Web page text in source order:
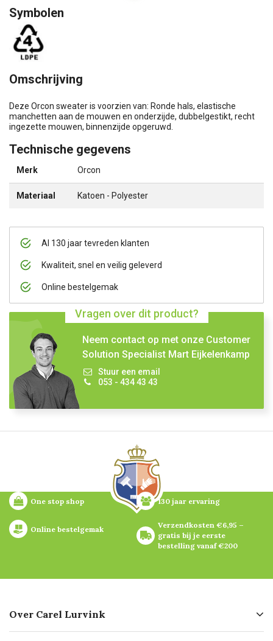
Al 130 jaar tevreden klanten
Kwaliteit, snel en veilig geleverd
Online bestelgemak
Vragen over dit product?
Neem contact op met onze Customer
Solution Specialist Mart Eijkelenkamp
Stuur een email
053 - 434 43 43
Symbolen
Omschrijving
Deze Orcon sweater is voorzien van: Ronde hals, elastische
manchetten aan de mouwen en onderzijde, dubbelgestikt, recht
ingezette mouwen, binnenzijde opgeruwd.
Technische gegevens
Merk Orcon
Materiaal Katoen - Polyester
One stop shop 130 jaar ervaring
Online bestelgemak
Verzendkosten €6,95 –
gratis bij je eerste
bestelling vanaf €200
Over Carel Lurvink